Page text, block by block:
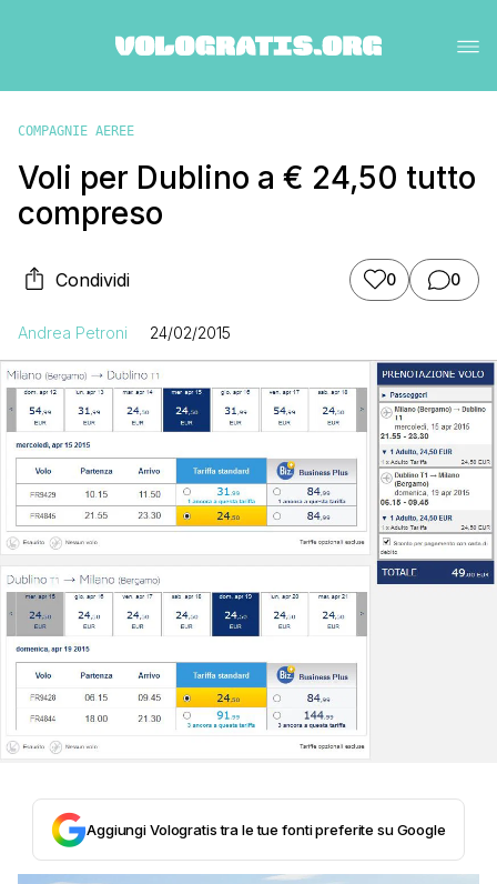
COMPAGNIE AEREE
Voli per Dublino a € 24,50 tutto
compreso
Condividi 0 0
Andrea Petroni 24/02/2015
Aggiungi Vologratis tra le tue fonti preferite su Google